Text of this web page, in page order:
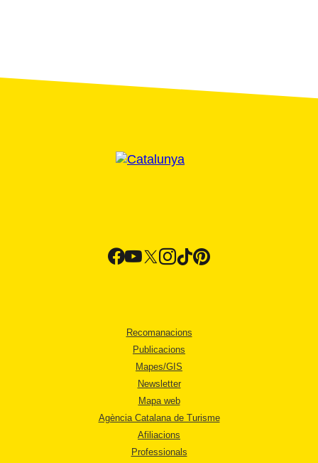
Recomanacions
Publicacions
Mapes/GIS
Newsletter
Mapa web
Agència Catalana de Turisme
Afiliacions
Professionals